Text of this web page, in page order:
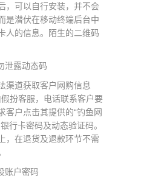
，可以自行安装，并不会
是潜伏在移动终端后台中
人的信息。陌生的二维码
泄露动态码
渠道获取客户网购信息
假扮客服，电话联系客户要
客户点击其提供的“钓鱼网
行卡密码及动态验证码。
，在退货及退款环节不需
账户密码